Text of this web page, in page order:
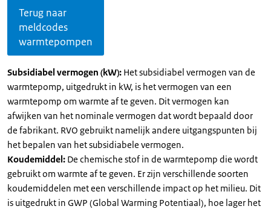
Terug naar
meldcodes
warmtepompen
Subsidiabel vermogen (kW): Het subsidiabel vermogen van de
warmtepomp, uitgedrukt in kW, is het vermogen van een
warmtepomp om warmte af te geven. Dit vermogen kan
afwijken van het nominale vermogen dat wordt bepaald door
de fabrikant. RVO gebruikt namelijk andere uitgangspunten bij
het bepalen van het subsidiabele vermogen.
Koudemiddel: De chemische stof in de warmtepomp die wordt
gebruikt om warmte af te geven. Er zijn verschillende soorten
koudemiddelen met een verschillende impact op het milieu. Dit
is uitgedrukt in GWP (Global Warming Potentiaal), hoe lager het